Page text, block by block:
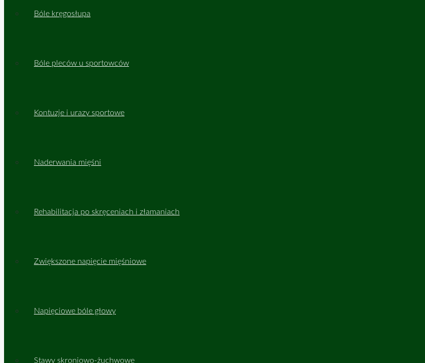
Bóle kręgosłupa
Bóle pleców u sportowców
Kontuzje i urazy sportowe
Naderwania mięśni
Rehabilitacja po skręceniach i złamaniach
Zwiększone napięcie mięśniowe
Napięciowe bóle głowy
Stawy skroniowo-żuchwowe